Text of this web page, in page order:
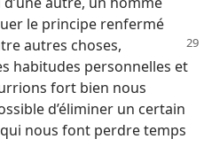
le principe renfermé
autres choses,
habitudes personnelles et
fort bien nous
d’éliminer un certain
nous font perdre temps